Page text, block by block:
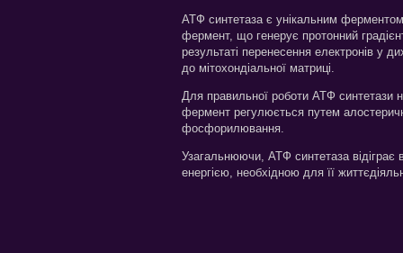
АТФ синтетаза є унікальним
фермент, що генерує протонний
результаті перенесення електронів у
до мітохондіальної матриці.
Для правильної роботи АТФ синтетази
фермент регулюється путем
фосфорилювання.
Узагальнюючи, АТФ синтетаза відіграє
енергією, необхідною для її